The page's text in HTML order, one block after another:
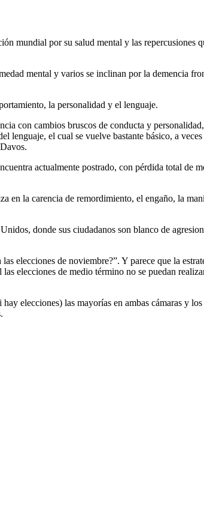
mundial por su salud mental y las repercusiones
mental y varios se inclinan por la demencia
la personalidad y el lenguaje.
con cambios bruscos de conducta y
lenguaje, el cual se vuelve bastante básico, a
actualmente postrado, con pérdida total de
en la carencia de remordimiento, el engaño, la
donde sus ciudadanos son blanco de
elecciones de noviembre?”. Y parece que la
elecciones de medio término no se puedan
elecciones) las mayorías en ambas cámaras y